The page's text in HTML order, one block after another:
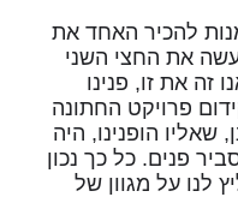
להכיר האחד את
את החצי השני
זה את זו, פנינו
פרויקט החתונה
שאליו הופנינו, היה
פנים. כל כך נכון
לנו על מגוון של